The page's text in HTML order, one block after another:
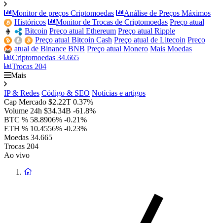
Monitor de preços Criptomoedas
Análise de Preços Máximos
Históricos
Monitor de Trocas de Criptomoedas Preço atual
Bitcoin Preço atual Ethereum Preço atual Ripple
Preço atual Bitcoin Cash Preço atual de Litecoin Preço
atual de Binance BNB Preço atual Monero Mais Moedas
Criptomoedas 34.665
Trocas 204
Mais
IP & Redes Código & SEO Notícias e artigos
Cap Mercado $2.22T 0.37%
Volume 24h $34.34B -61.8%
BTC % 58.8906% -0.21%
ETH % 10.4556% -0.23%
Moedas 34.665
Trocas 204
Ao vivo